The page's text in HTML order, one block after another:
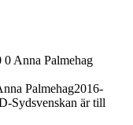
0 Anna Palmehag
Palmehag2016-
Sydsvenskan är till